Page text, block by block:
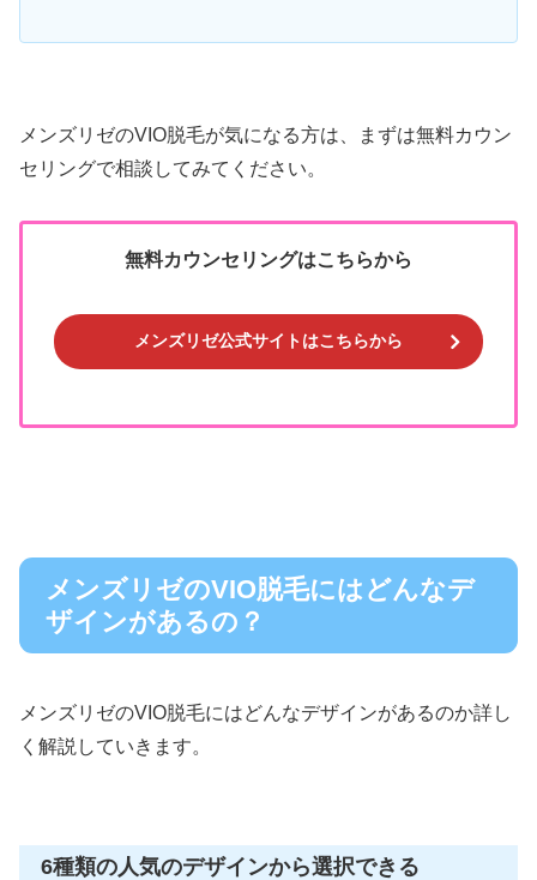
メンズリゼのVIO脱毛が気になる方は、まずは無料カウン
セリングで相談してみてください。
無料カウンセリングはこちらから
メンズリゼ公式サイトはこちらから
メンズリゼのVIO脱毛にはどんなデ
ザインがあるの？
メンズリゼのVIO脱毛にはどんなデザインがあるのか詳し
く解説していきます。
6種類の人気のデザインから選択できる